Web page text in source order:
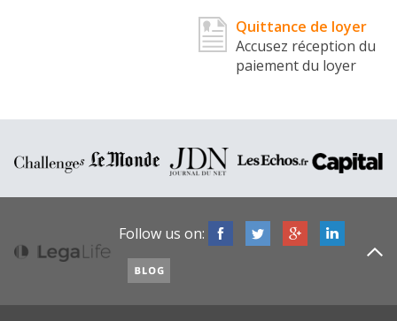
Quittance de loyer
Accusez réception du
paiement du loyer
Follow us on: